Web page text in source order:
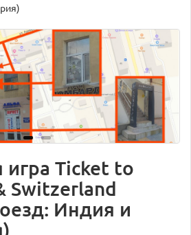
игра Ticket to
Switzerland
Индия и